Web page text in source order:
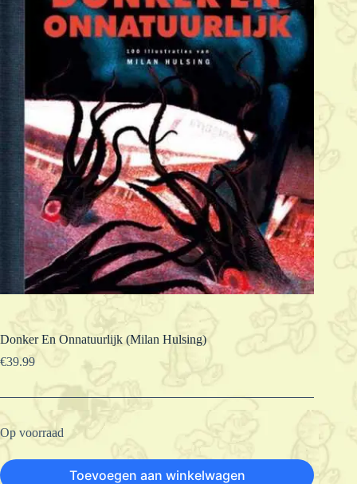
Donker En Onnatuurlijk (Milan Hulsing)
€39.99
Op voorraad
Toevoegen aan winkelwagen